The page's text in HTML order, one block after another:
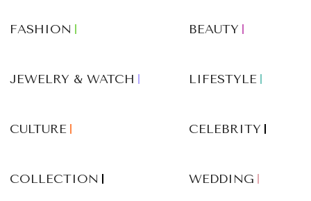
FASHION BEAUTY
JEWELRY & WATCH LIFESTYLE
CULTURE CELEBRITY
COLLECTION WEDDING